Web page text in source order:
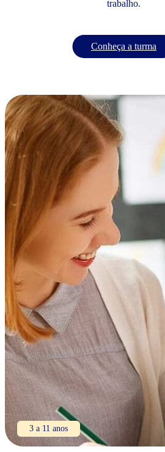
trabalho.
Conheça a turma
3 a 11 anos